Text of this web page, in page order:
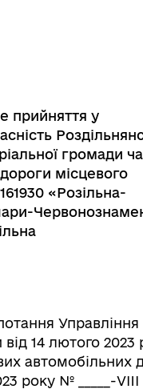
громадян
прийняття у
громади
місцевого
«Розільна-
від 14 лютого
автомобільних
року № _____-